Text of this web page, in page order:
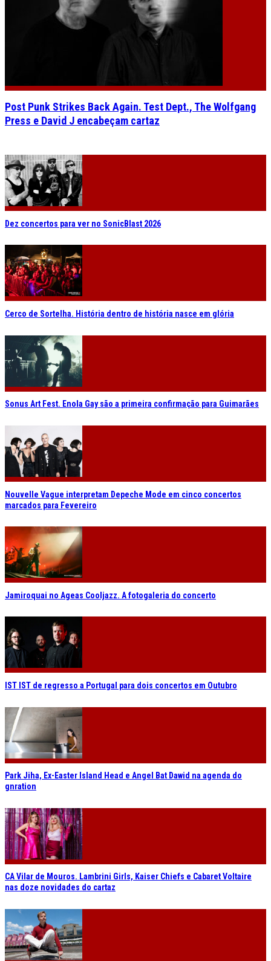
Post Punk Strikes Back Again. Test Dept., The Wolfgang
Press e David J encabeçam cartaz
Dez concertos para ver no SonicBlast 2026
Cerco de Sortelha. História dentro de história nasce em glória
Sonus Art Fest. Enola Gay são a primeira confirmação para Guimarães
Nouvelle Vague interpretam Depeche Mode em cinco concertos
marcados para Fevereiro
Jamiroquai no Ageas Cooljazz. A fotogaleria do concerto
IST IST de regresso a Portugal para dois concertos em Outubro
Park Jiha, Ex-Easter Island Head e Angel Bat Dawid na agenda do
gnration
CA Vilar de Mouros. Lambrini Girls, Kaiser Chiefs e Cabaret Voltaire
nas doze novidades do cartaz